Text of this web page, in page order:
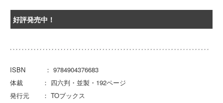
好評発売中！
ISBN ： 9784904376683
体裁 ： 四六判・並製・192ページ
発行元 ： TOブックス